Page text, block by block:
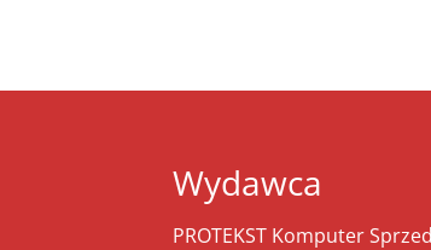
Wydawca
PROTEKST Komputer